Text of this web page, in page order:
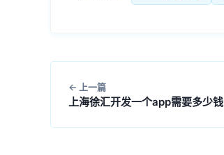
上一篇
上海徐汇开发一个app需要多少钱